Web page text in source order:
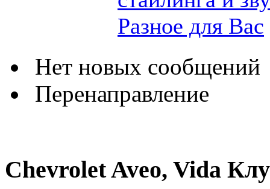
Разное для Вас
Нет новых сообщений
Перенаправление
Chevrolet Aveo, Vida